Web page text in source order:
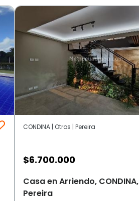
CONDINA | Otros | Pereira
$6.700.000
Casa en Arriendo, CONDINA,
Pereira